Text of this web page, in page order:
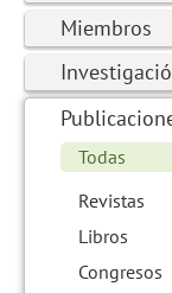
Miembros
Todas
Revistas
Libros
Congresos